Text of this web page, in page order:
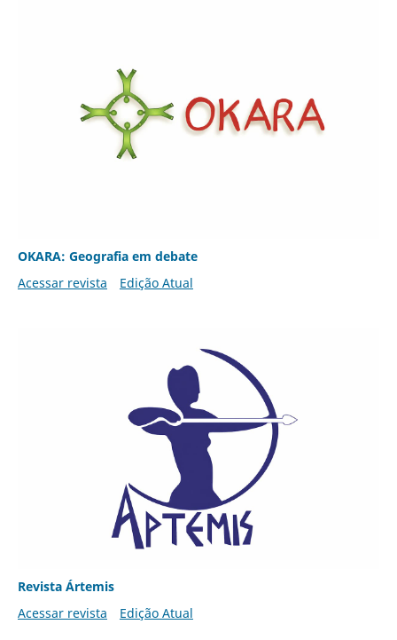
OKARA: Geografia em debate
Acessar revista
Edição Atual
Revista Ártemis
Acessar revista
Edição Atual